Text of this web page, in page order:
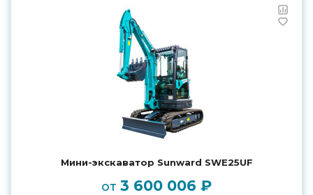
Мини-экскаватор Sunward SWE25UF
от 3 600 006 ₽